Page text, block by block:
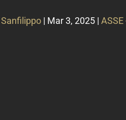
| Mar 3, 2025|